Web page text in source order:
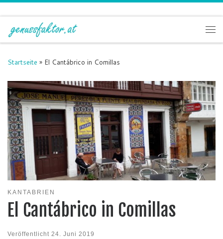
Zum Inhalt springen
Startseite » El Cantábrico in Comillas
KANTABRIEN
El Cantábrico in Comillas
Veröffentlicht 24. Juni 2019